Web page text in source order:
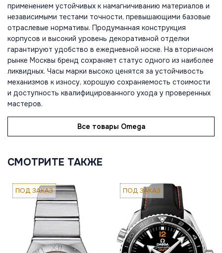
применением устойчивых к намагничиванию материалов и
независимыми тестами точности, превышающими базовые
отраслевые нормативы. Продуманная конструкция
корпусов и высокий уровень декоративной отделки
гарантируют удобство в ежедневной носке. На вторичном
рынке Москвы бренд сохраняет статус одного из наиболее
ликвидных. Часы марки высоко ценятся за устойчивость
механизмов к износу, хорошую сохраняемость стоимости
и доступность квалифицированного ухода у проверенных
мастеров.
Все товары Omega
СМОТРИТЕ ТАКЖЕ
ПОД ЗАКАЗ ПОД ЗАКАЗ